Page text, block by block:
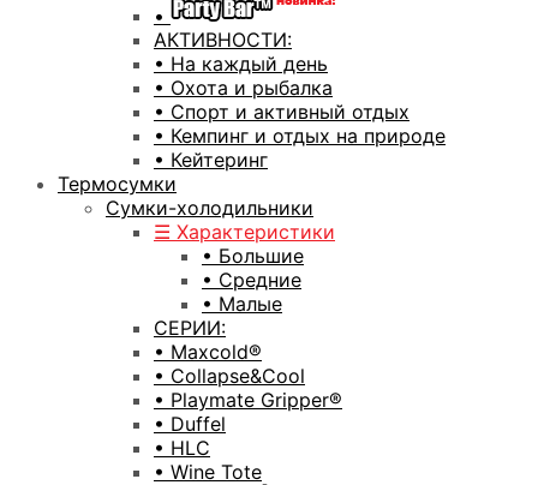
•
АКТИВНОСТИ:
• На каждый день
• Охота и рыбалка
• Спорт и активный отдых
• Кемпинг и отдых на природе
• Кейтеринг
Термосумки
Сумки-холодильники
☰ Характеристики
• Большие
• Средние
• Малые
СЕРИИ:
• Maxcold®
• Collapse&Cool
• Playmate Gripper®
• Duffel
• HLC
• Wine Tote